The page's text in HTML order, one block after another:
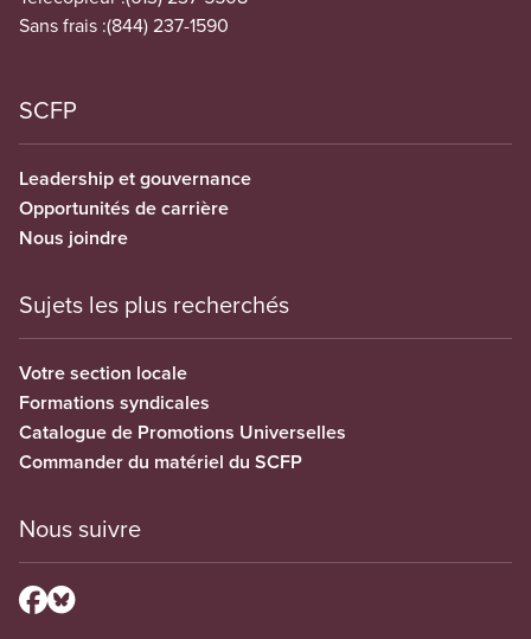
Sans frais :(844) 237-1590
SCFP
Leadership et gouvernance
Opportunités de carrière
Nous joindre
Sujets les plus recherchés
Votre section locale
Formations syndicales
Catalogue de Promotions Universelles
Commander du matériel du SCFP
Nous suivre